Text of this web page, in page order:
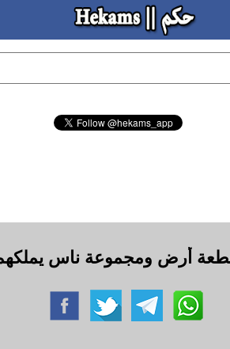
أرض ومجموعة ناس